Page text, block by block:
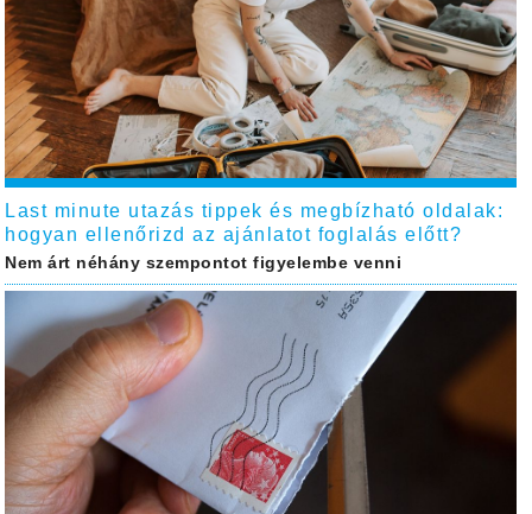
Last minute utazás tippek és megbízható oldalak:
hogyan ellenőrizd az ajánlatot foglalás előtt?
Nem árt néhány szempontot figyelembe venni